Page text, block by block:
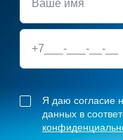
Я даю согласие
данных в